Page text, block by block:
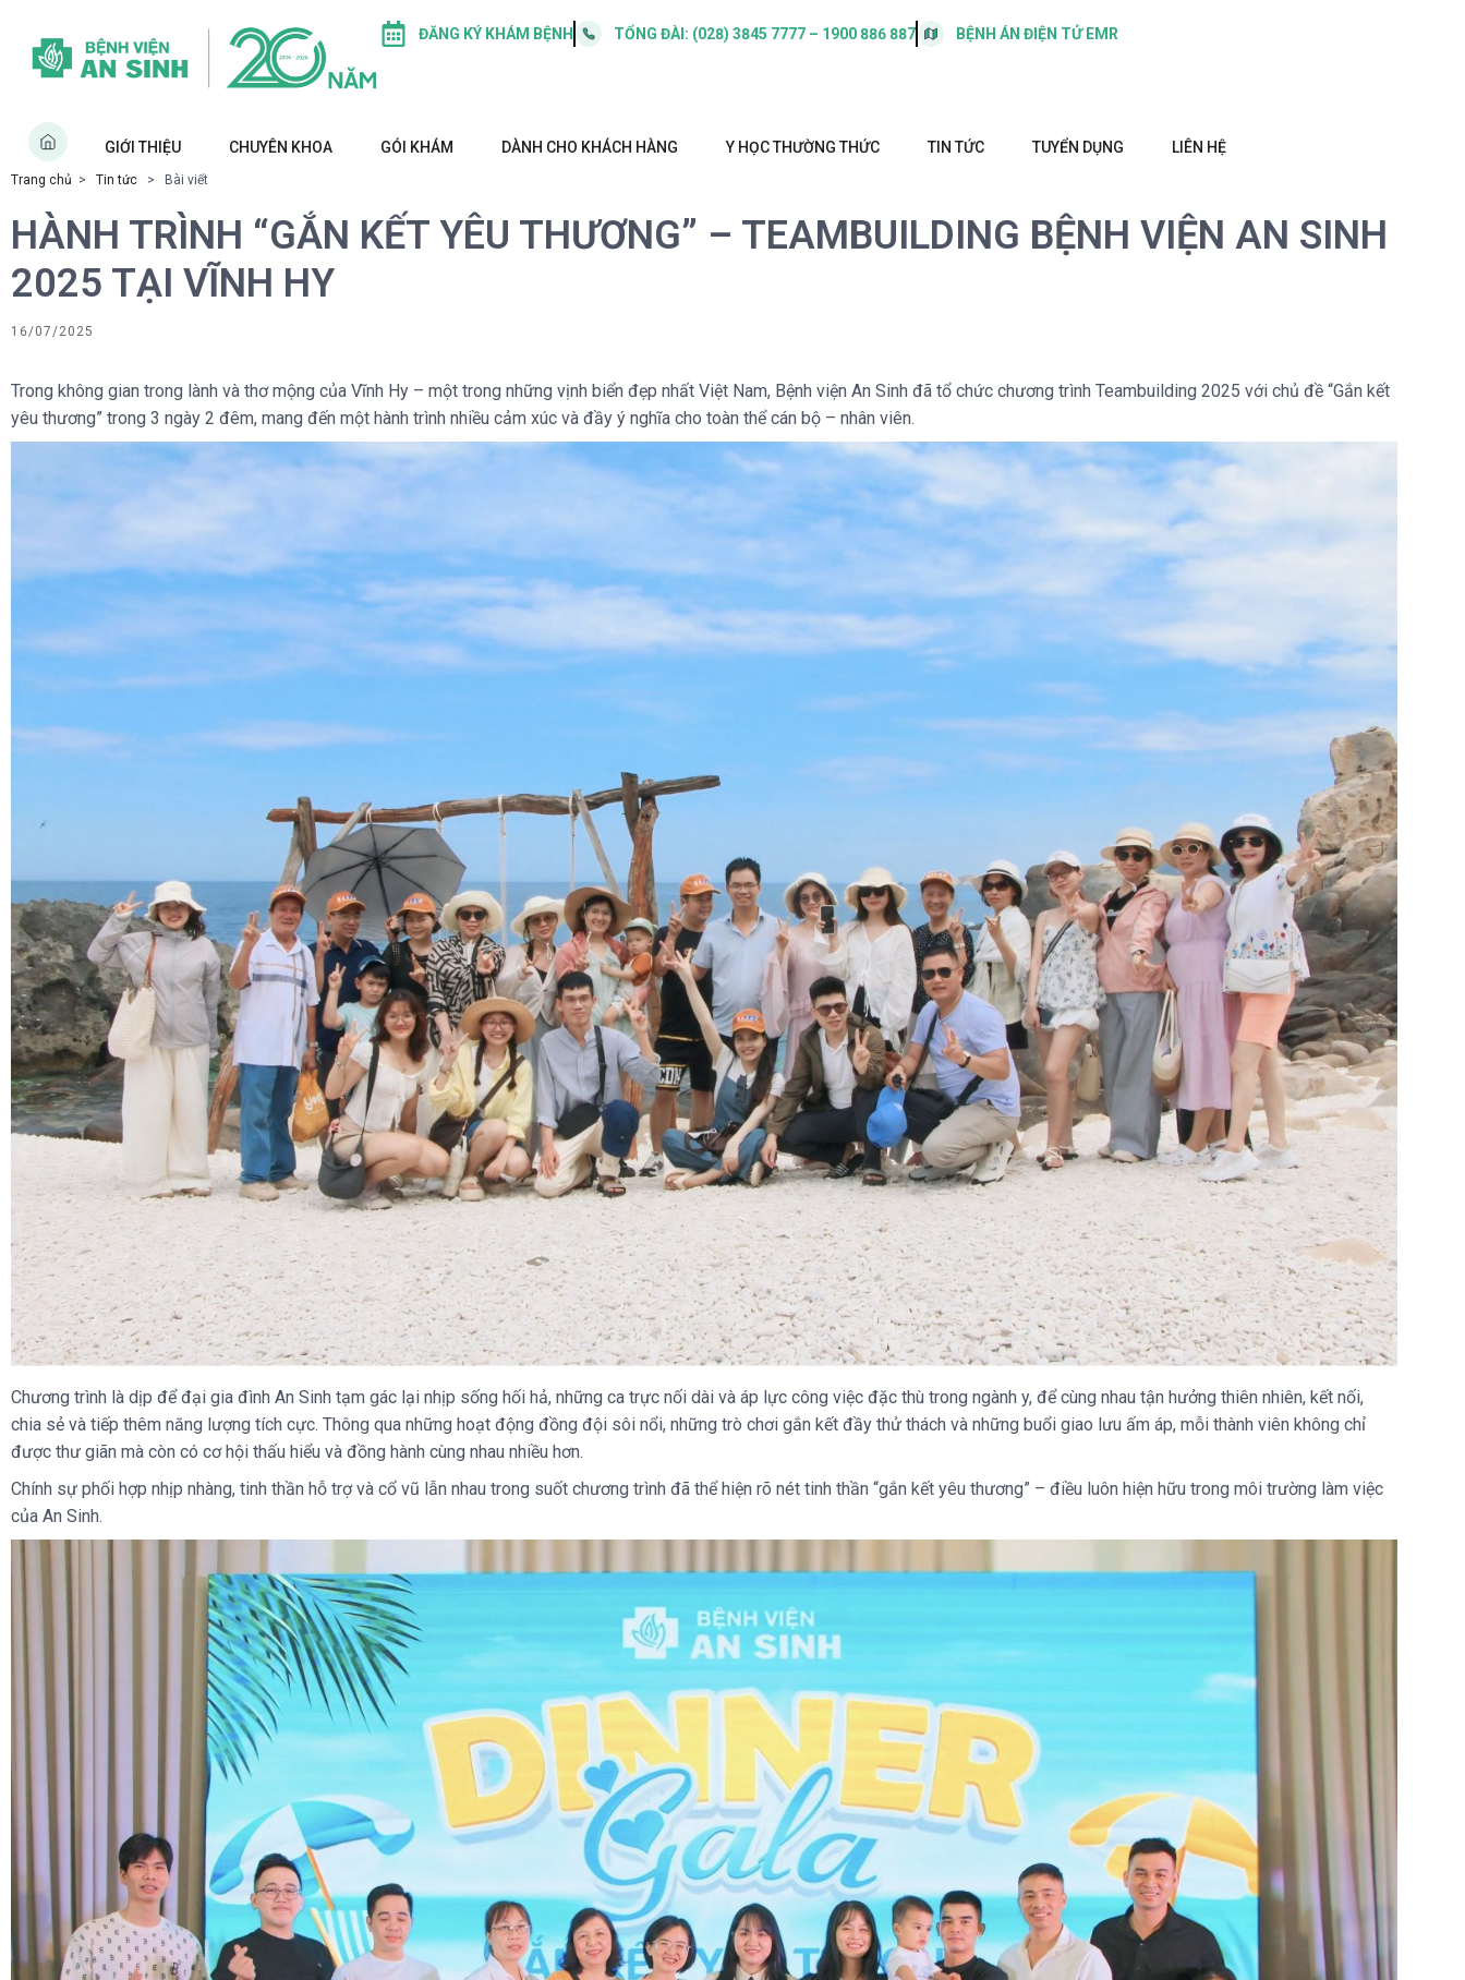
ĐĂNG KÝ KHÁM BỆNH TỔNG ĐÀI: (028) 3845 7777 – 1900 886 887 BỆNH ÁN ĐIỆN TỬ EMR
GIỚI THIỆU CHUYÊN KHOA GÓI KHÁM DÀNH CHO KHÁCH HÀNG Y HỌC THƯỜNG THỨC TIN TỨC TUYỂN DỤNG LIÊN HỆ
Trang chủ > Tin tức > Bài viết
HÀNH TRÌNH “GẮN KẾT YÊU THƯƠNG” – TEAMBUILDING BỆNH VIỆN AN SINH
2025 TẠI VĨNH HY
16/07/2025
Trong không gian trong lành và thơ mộng của Vĩnh Hy – một trong những vịnh biển đẹp nhất Việt Nam, Bệnh viện An Sinh đã tổ chức chương trình Teambuilding 2025 với chủ đề “Gắn kết
yêu thương” trong 3 ngày 2 đêm, mang đến một hành trình nhiều cảm xúc và đầy ý nghĩa cho toàn thể cán bộ – nhân viên.
Chương trình là dịp để đại gia đình An Sinh tạm gác lại nhịp sống hối hả, những ca trực nối dài và áp lực công việc đặc thù trong ngành y, để cùng nhau tận hưởng thiên nhiên, kết nối,
chia sẻ và tiếp thêm năng lượng tích cực. Thông qua những hoạt động đồng đội sôi nổi, những trò chơi gắn kết đầy thử thách và những buổi giao lưu ấm áp, mỗi thành viên không chỉ
được thư giãn mà còn có cơ hội thấu hiểu và đồng hành cùng nhau nhiều hơn.
Chính sự phối hợp nhịp nhàng, tinh thần hỗ trợ và cổ vũ lẫn nhau trong suốt chương trình đã thể hiện rõ nét tinh thần “gắn kết yêu thương” – điều luôn hiện hữu trong môi trường làm việc
của An Sinh.